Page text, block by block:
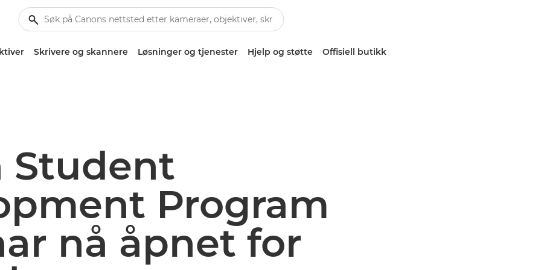
Skrivere og skannere Løsninger og tjenester Hjelp og støtte Offisiell butikk
Student
Program
nå åpnet for